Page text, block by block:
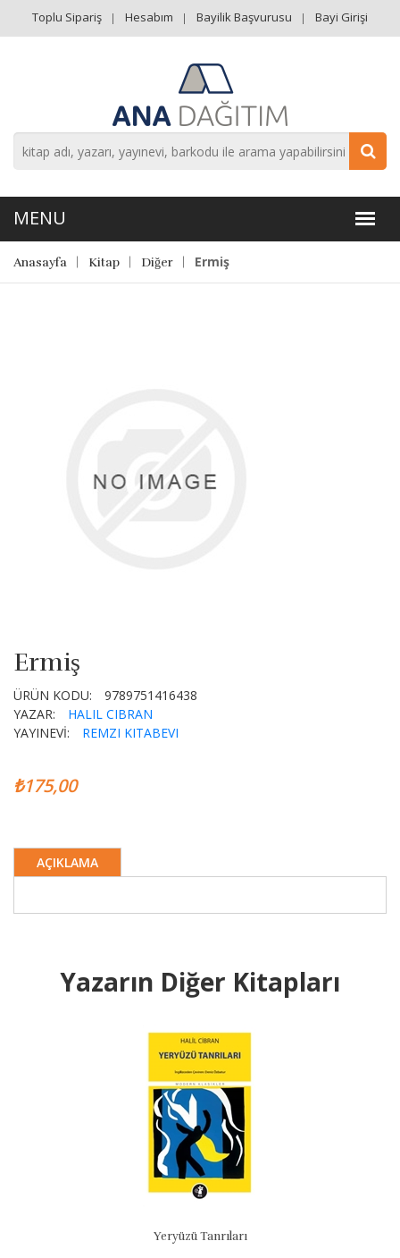
Toplu Sipariş Hesabım Bayilik Başvurusu Bayi Girişi
Anasayfa Kitap Diğer Ermiş
Ermiş
ÜRÜN KODU:
9789751416438
YAZAR:
HALIL CIBRAN
YAYINEVİ:
REMZI KITABEVI
₺175,00
AÇIKLAMA
Yazarın Diğer Kitapları
Yeryüzü Tanrıları